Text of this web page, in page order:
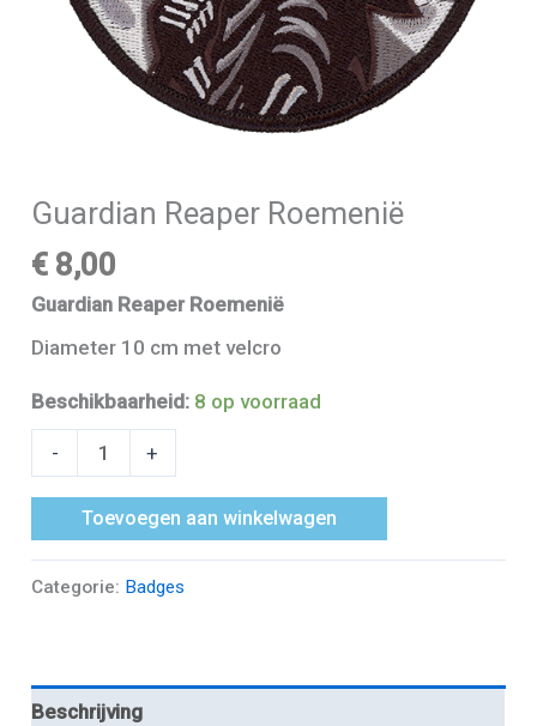
Guardian Reaper Roemenië
€ 8,00
Guardian Reaper Roemenië
Diameter 10 cm met velcro
Beschikbaarheid: 8 op voorraad
- +
Toevoegen aan winkelwagen
Categorie: Badges
Beschrijving